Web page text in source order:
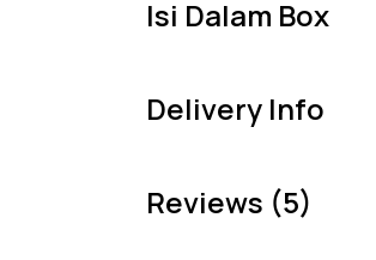
Isi Dalam Box
Delivery Info
Reviews (5)